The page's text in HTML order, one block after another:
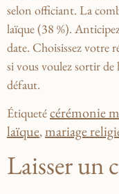
selon officiant. La
laïque (38 %).
date. Choisissez votre
si vous voulez sortir
défaut.
Étiquetécérémonie
laïque,mariage
Laisser un